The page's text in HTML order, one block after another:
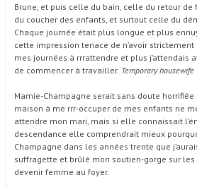
Brune, et puis celle du bain, celle du retour de
du coucher des enfants, et surtout celle du
Chaque journée était plus longue et plus
cette impression tenace de n’avoir
mes journées à rrrattendre et plus j’attendais
de commencer à travailler. Temporary housewife
Mamie-Champagne serait sans doute horrifiée
maison à me rrr-occuper de mes enfants ne
attendre mon mari, mais si elle connaissait
descendance elle comprendrait mieux
Champagne dans les années trente que
suffragette et brûlé mon soutien-gorge sur les
devenir femme au foyer.